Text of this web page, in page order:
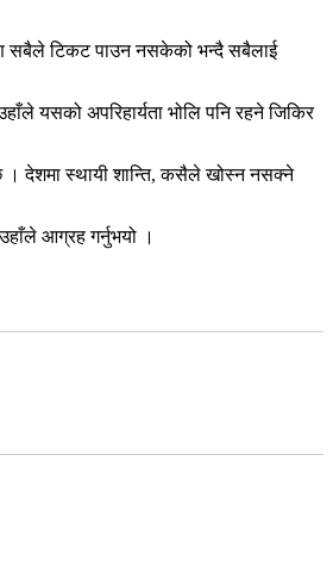
सबैले टिकट पाउन नसकेको भन्दै सबैलाई
यसको अपरिहार्यता भोलि पनि रहने जिकिर
। देशमा स्थायी शान्ति, कसैले खोस्न नसक्ने
आग्रह गर्नुभयो ।